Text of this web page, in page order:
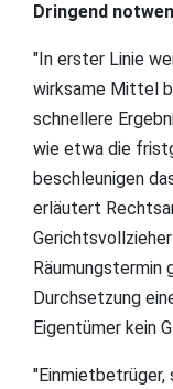
Dringend
"In erster Linie
wirksame Mittel
schnellere
wie etwa die
beschleunigen
erläutert
Räumungstermin
Durchsetzung
Eigentümer kein